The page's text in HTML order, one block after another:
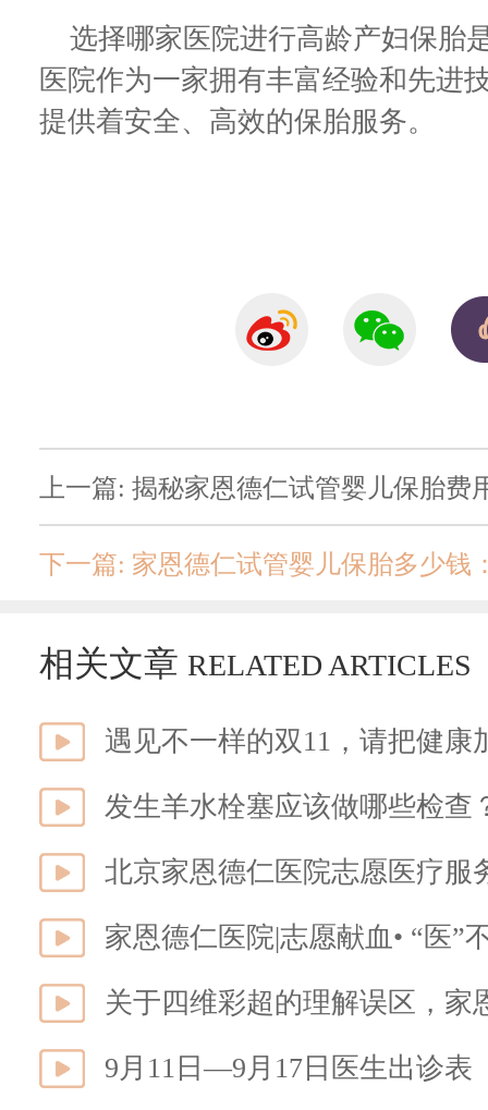
选择哪家医院进行高龄产妇保胎
医院作为一家拥有丰富经验和先进
提供着安全、高效的保胎服务。
上一篇: 揭秘家恩德仁试管婴儿保胎费
下一篇: 家恩德仁试管婴儿保胎多少钱
相关文章 RELATED ARTICLES
遇见不一样的双11，请把健康
发生羊水栓塞应该做哪些检查
北京家恩德仁医院志愿医疗服
家恩德仁医院|志愿献血• “医”
关于四维彩超的理解误区，家
9月11日—9月17日医生出诊表